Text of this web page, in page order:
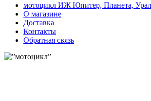
мотоцикл ИЖ Юпитер, Планета,
О магазине
Доставка
Контакты
Обратная связь